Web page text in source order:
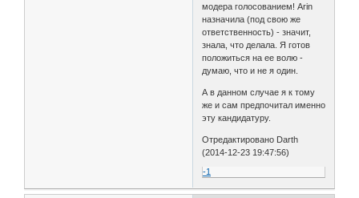
модера голосованием! Arin
назначила (под свою же
ответственность) - значит,
знала, что делала. Я готов
положиться на ее волю -
думаю, что и не я один.
А в данном случае я к тому
же и сам предпочитал именно
эту кандидатуру.
Отредактировано Darth
(2014-12-23 19:47:56)
-1